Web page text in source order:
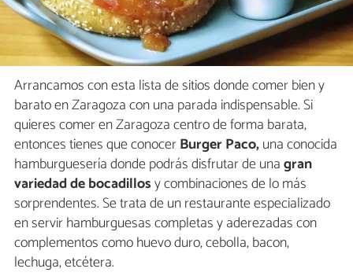
Arrancamos con esta lista de sitios donde comer bien y
barato en Zaragoza con una parada indispensable. Si
quieres comer en Zaragoza centro de forma barata,
entonces tienes que conocerBurger Paco,una conocida
hamburguesería donde podrás disfrutar de unagran
variedad de bocadillosy combinaciones de lo más
sorprendentes. Se trata de un restaurante especializado
en servir hamburguesas completas y aderezadas con
complementos como huevo duro, cebolla, bacon,
lechuga, etcétera.